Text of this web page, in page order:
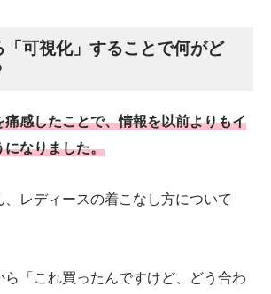
「可視化」することで何がど
痛感したことで、情報を以前よりもイ
になりました。
、レディースの着こなし方について
ら「これ買ったんですけど、どう合わ